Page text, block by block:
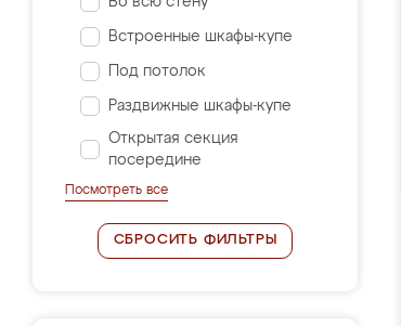
Встроенные шкафы-купе
Под потолок
Раздвижные шкафы-купе
Открытая секция
посередине
Посмотреть все
СБРОСИТЬ ФИЛЬТРЫ